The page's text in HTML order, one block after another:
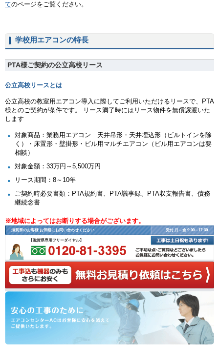
てのページをご覧ください。
学校用エアコンの特長
PTA様ご契約の公立高校リース
公立高校リースとは
公立高校の教室用エアコン導入に際してご利用いただけるリースで、PTA
様とのご契約が条件です。 リース満了時にはリース物件を無償譲渡いた
します
対象商品：業務用エアコン 天井吊形・天井埋込形（ビルトインを除
く）・床置形・壁掛形・ビル用マルチエアコン（ビル用エアコンは要
相談）
対象金額：33万円～5,500万円
リース期間：8～10年
ご契約時必要書類：PTA規約書、PTA議事録、PTA収支報告書、債務
継続念書
※地域によってはお断りする場合がございます。
滋賀県のお客様 お気軽にお問い合わせください 受付 月～金 9:00～17:30
【滋賀県専用フリーダイヤル】